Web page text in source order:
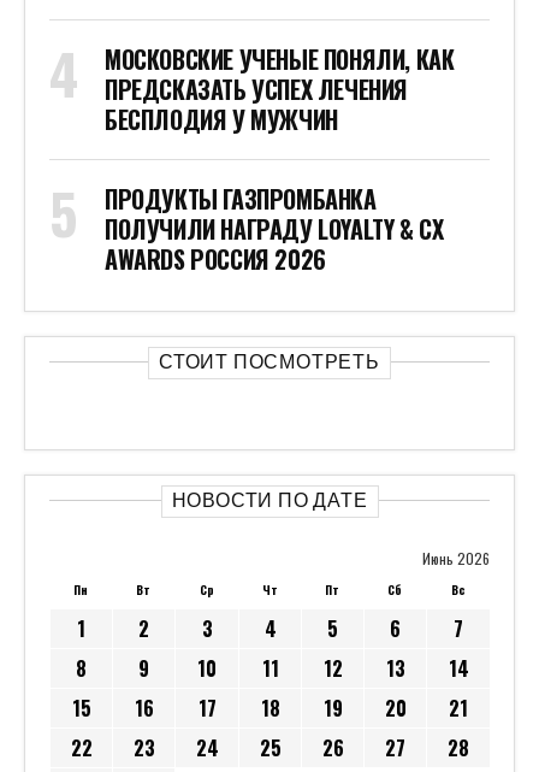
МОСКОВСКИЕ УЧЕНЫЕ ПОНЯЛИ, КАК
ПРЕДСКАЗАТЬ УСПЕХ ЛЕЧЕНИЯ
БЕСПЛОДИЯ У МУЖЧИН
ПРОДУКТЫ ГАЗПРОМБАНКА
ПОЛУЧИЛИ НАГРАДУ LOYALTY & CX
AWARDS РОССИЯ 2026
СТОИТ ПОСМОТРЕТЬ
НОВОСТИ ПО ДАТЕ
Июнь 2026
Пн Вт Ср Чт Пт Сб Вс
1 2 3 4 5 6
7
8
9 10 11 12 13
14
15
16 17 18 19 20
21
22
23 24 25 26 27
28